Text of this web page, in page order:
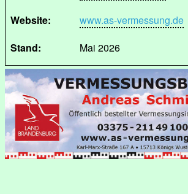
Website:
www.as-vermessung.de
Stand:
Mai 2026